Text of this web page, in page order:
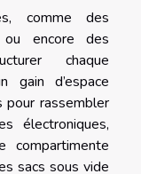
comme des
encore des
chaque
gain d’espace
rassembler
électroniques,
sacs sous vide